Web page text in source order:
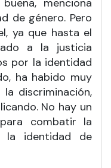
menciona
de género. Pero
ya que hasta el
a la justicia
por la identidad
ha habido muy
discriminación,
No hay un
combatir la
la identidad de